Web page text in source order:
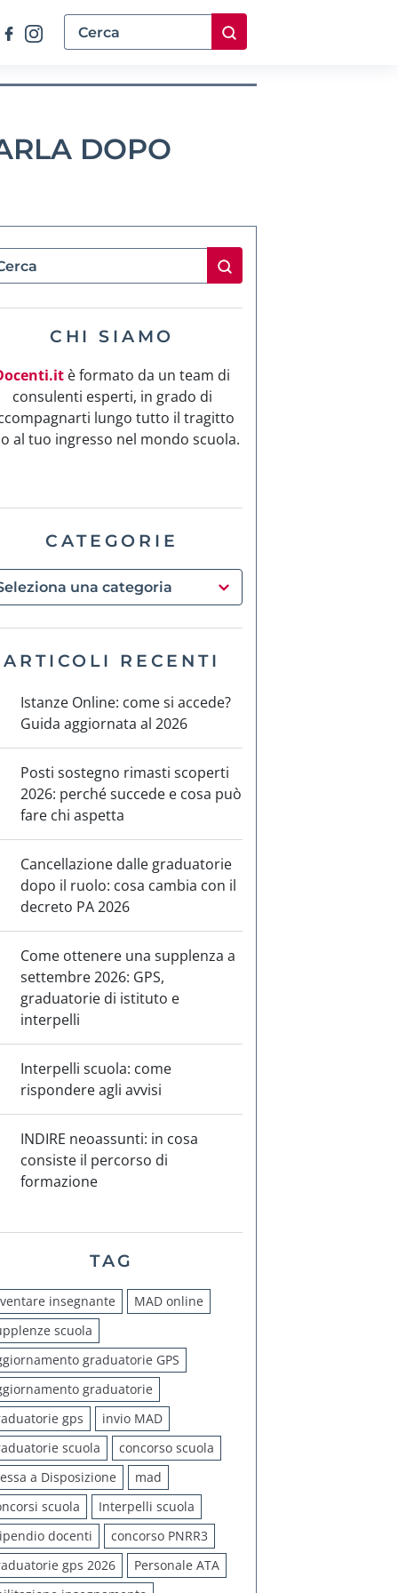
DOPO
CHI SIAMO
è formato da un team di
consulenti esperti, in grado di
lungo tutto il tragitto
al tuo ingresso nel mondo scuola.
CATEGORIE
ARTICOLI RECENTI
Istanze Online: come si accede?
Guida aggiornata al 2026
Posti sostegno rimasti scoperti
2026: perché succede e cosa può
fare chi aspetta
Cancellazione dalle graduatorie
dopo il ruolo: cosa cambia con il
decreto PA 2026
Come ottenere una supplenza a
settembre 2026: GPS,
graduatorie di istituto e
interpelli
Interpelli scuola: come
rispondere agli avvisi
INDIRE neoassunti: in cosa
consiste il percorso di
formazione
TAG
insegnante
MAD online
scuola
graduatorie GPS
graduatorie
gps
invio MAD
scuola
concorso scuola
a Disposizione
mad
scuola
Interpelli scuola
docenti
concorso PNRR3
gps 2026
Personale ATA